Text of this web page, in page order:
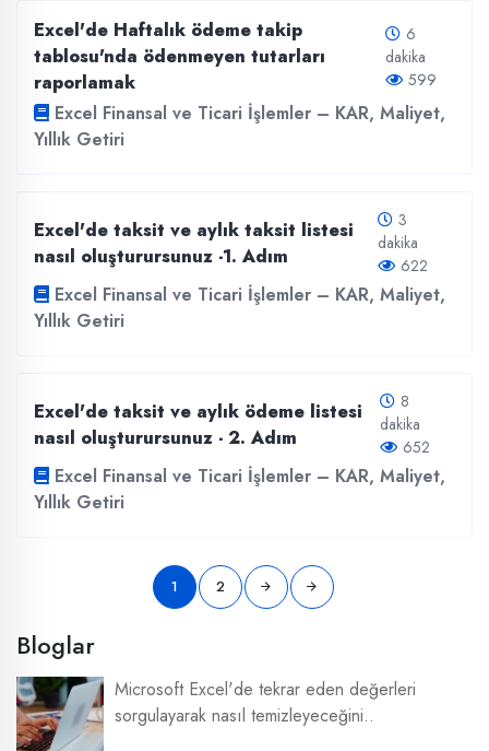
Excel'de Haftalık ödeme takip
tablosu'nda ödenmeyen tutarları
raporlamak
6
dakika
599
Excel Finansal ve Ticari İşlemler – KAR, Maliyet,
Yıllık Getiri
Excel'de taksit ve aylık taksit listesi
nasıl oluşturursunuz -1. Adım
3
dakika
622
Excel Finansal ve Ticari İşlemler – KAR, Maliyet,
Yıllık Getiri
Excel'de taksit ve aylık ödeme listesi
nasıl oluşturursunuz - 2. Adım
8
dakika
652
Excel Finansal ve Ticari İşlemler – KAR, Maliyet,
Yıllık Getiri
1 2
Bloglar
Microsoft Excel'de tekrar eden değerleri
sorgulayarak nasıl temizleyeceğini..